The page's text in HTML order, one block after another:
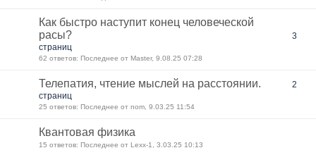
Как быстро наступит конец человеческой
расы?
3
страниц
62 ответов: Последнее от Мaster, 9.08.25 07:28
Телепатия, чтение мыслей на расстоянии.
2
страниц
25 ответов: Последнее от nom, 9.03.25 11:54
Квантовая физика
15 ответов: Последнее от Lexx-1, 3.03.25 10:13